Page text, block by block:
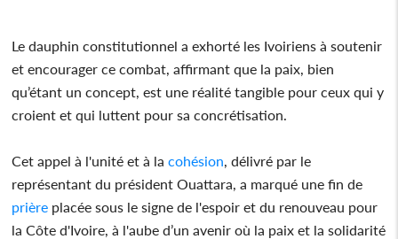
Le dauphin constitutionnel a exhorté les Ivoiriens à soutenir
et encourager ce combat, affirmant que la paix, bien
qu’étant un concept, est une réalité tangible pour ceux qui y
croient et qui luttent pour sa concrétisation.
Cet appel à l'unité et à la cohésion , délivré par le
représentant du président Ouattara, a marqué une fin de
prière placée sous le signe de l'espoir et du renouveau pour
la Côte d'Ivoire, à l'aube d’un avenir où la paix et la solidarité